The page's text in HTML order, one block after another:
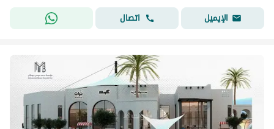
الإيميل
اتصال